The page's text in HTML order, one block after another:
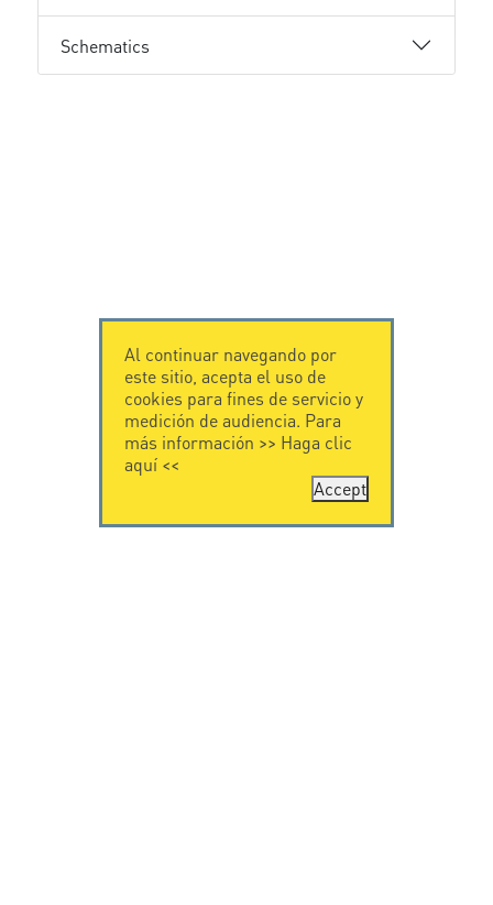
Schematics
Al continuar navegando por
este sitio, acepta el uso de
cookies para fines de servicio y
medición de audiencia. Para
más información >> Haga clic
aquí<<
Accept